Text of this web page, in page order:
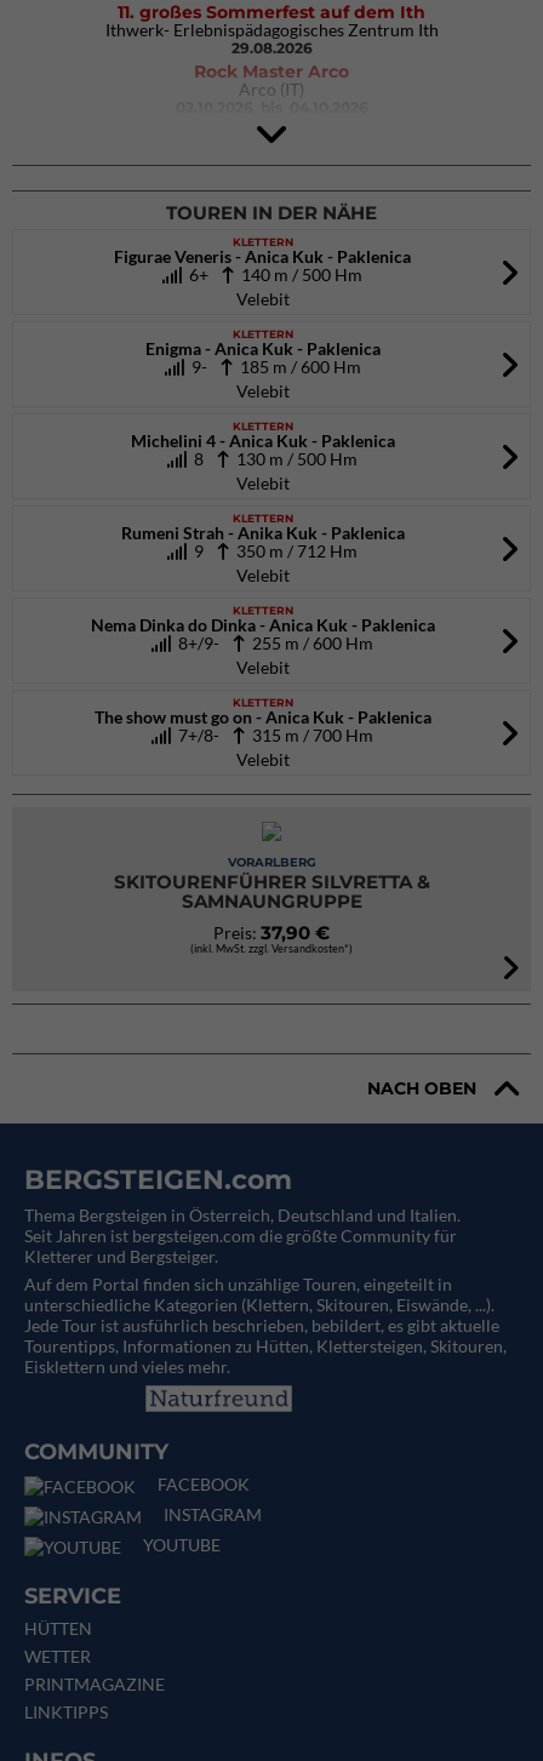
11. großes Sommerfest auf dem Ith
Ithwerk- Erlebnispädagogisches Zentrum Ith
29.08.2026
Rock Master Arco
Arco (IT)
9. Eiskletter Festival Osttirol
Eisparkt Osttirol
08.01.2027bis 10.01.2027
TOUREN IN DER NÄHE
KLETTERN
Figurae Veneris - Anica Kuk - Paklenica
6+
140 m / 500 Hm
Velebit
KLETTERN
Enigma - Anica Kuk - Paklenica
9- 185 m / 600 Hm
Velebit
KLETTERN
Michelini 4 - Anica Kuk - Paklenica
8
130 m / 500 Hm
Velebit
KLETTERN
Rumeni Strah - Anika Kuk - Paklenica
9
350 m / 712 Hm
Velebit
KLETTERN
Nema Dinka do Dinka - Anica Kuk - Paklenica
8+/9-
255 m / 600 Hm
Velebit
KLETTERN
The show must go on - Anica Kuk - Paklenica
7+/8-
315 m / 700 Hm
Velebit
VORARLBERG
SKITOURENFÜHRER SILVRETTA &
SAMNAUNGRUPPE
Preis: 37,90 €
(inkl. MwSt. zzgl. Versandkosten*)
NACH OBEN
BERGSTEIGEN.com
Thema Bergsteigen in Österreich, Deutschland und Italien.
Seit Jahren ist bergsteigen.com die größte Community für
Kletterer und Bergsteiger.
Auf dem Portal finden sich unzählige Touren, eingeteilt in
unterschiedliche Kategorien (Klettern, Skitouren, Eiswände, ...).
Jede Tour ist ausführlich beschrieben, bebildert, es gibt aktuelle
Tourentipps, Informationen zu Hütten, Klettersteigen, Skitouren,
Eisklettern und vieles mehr.
COMMUNITY
FACEBOOK
INSTAGRAM
YOUTUBE
SERVICE
HÜTTEN
WETTER
PRINTMAGAZINE
LINKTIPPS